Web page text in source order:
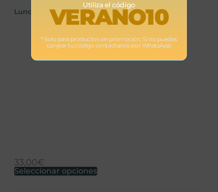
Lunchbox de cerámica de Béaba
33,00€
Seleccionar opciones
Utiliza el código
VERANO10
* Solo para productos sin promoción. Si no puedes
canjear tu código contáctanos por WhatsApp